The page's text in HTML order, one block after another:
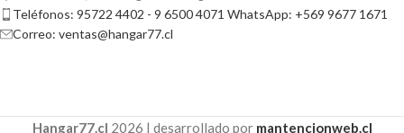
Teléfonos: 95722 4402 - 9 6500 4071 WhatsApp: +569 9677 1671
Correo: ventas@hangar77.cl
Hangar77.cl 2026 | desarrollado por mantencionweb.cl